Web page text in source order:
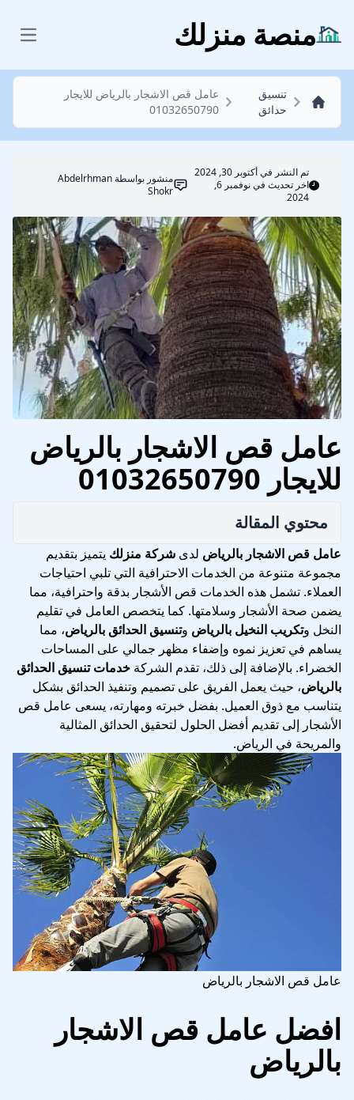
منصة منزلك
تنسيق
حدائق
عامل قص الاشجار بالرياض للايجار
01032650790
تم النشر فيأكتوبر 30, 2024
اخر تحديث في نوفمبر 6,
2024
منشور بواسطةAbdelrhman
Shokr
عامل قص الاشجار بالرياض
للايجار 01032650790
محتوي المقالة
عامل قص الاشجار بالرياض لدى شركة منزلك يتميز بتقديم
مجموعة متنوعة من الخدمات الاحترافية التي تلبي احتياجات
العملاء. تشمل هذه الخدمات قص الأشجار بدقة واحترافية، مما
يضمن صحة الأشجار وسلامتها. كما يتخصص العامل في تقليم
النخل وتكريب النخيل بالرياض وتنسيق الحدائق بالرياض، مما
يساهم في تعزيز نموه وإضفاء مظهر جمالي على المساحات
الخضراء. بالإضافة إلى ذلك، تقدم الشركة خدمات تنسيق الحدائق
بالرياض، حيث يعمل الفريق على تصميم وتنفيذ الحدائق بشكل
يتناسب مع ذوق العميل. بفضل خبرته ومهارته، يسعى عامل قص
الأشجار إلى تقديم أفضل الحلول لتحقيق الحدائق المثالية
والمريحة في الرياض.
عامل قص الاشجار بالرياض
افضل عامل قص الاشجار
بالرياض